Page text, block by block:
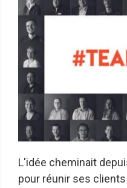
L'idée cheminait
pour réunir ses